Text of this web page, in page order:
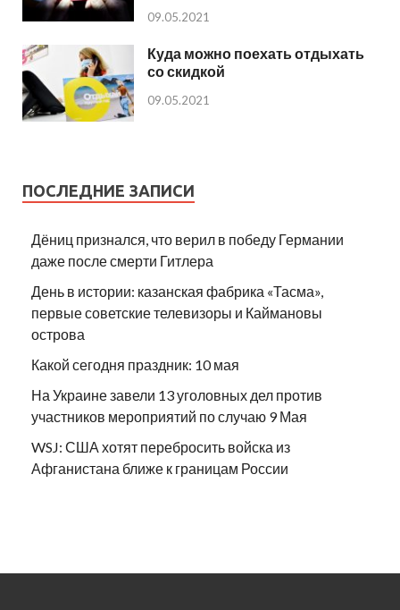
09.05.2021
Куда можно поехать отдыхать
со скидкой
09.05.2021
ПОСЛЕДНИЕ ЗАПИСИ
Дёниц признался, что верил в победу Германии
даже после смерти Гитлера
День в истории: казанская фабрика «Тасма»,
первые советские телевизоры и Каймановы
острова
Какой сегодня праздник: 10 мая
На Украине завели 13 уголовных дел против
участников мероприятий по случаю 9 Мая
WSJ: США хотят перебросить войска из
Афганистана ближе к границам России